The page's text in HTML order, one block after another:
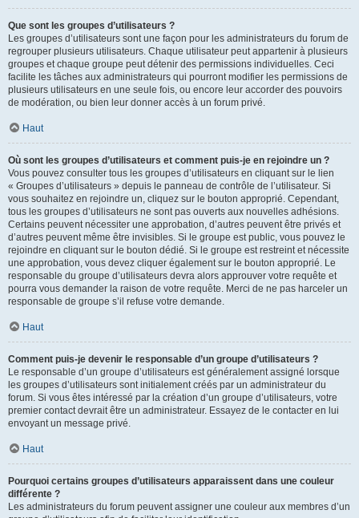
Que sont les groupes d’utilisateurs ?
Les groupes d’utilisateurs sont une façon pour les administrateurs du forum de
regrouper plusieurs utilisateurs. Chaque utilisateur peut appartenir à plusieurs
groupes et chaque groupe peut détenir des permissions individuelles. Ceci
facilite les tâches aux administrateurs qui pourront modifier les permissions de
plusieurs utilisateurs en une seule fois, ou encore leur accorder des pouvoirs
de modération, ou bien leur donner accès à un forum privé.
Haut
Où sont les groupes d’utilisateurs et comment puis-je en rejoindre un ?
Vous pouvez consulter tous les groupes d’utilisateurs en cliquant sur le lien
« Groupes d’utilisateurs » depuis le panneau de contrôle de l’utilisateur. Si
vous souhaitez en rejoindre un, cliquez sur le bouton approprié. Cependant,
tous les groupes d’utilisateurs ne sont pas ouverts aux nouvelles adhésions.
Certains peuvent nécessiter une approbation, d’autres peuvent être privés et
d’autres peuvent même être invisibles. Si le groupe est public, vous pouvez le
rejoindre en cliquant sur le bouton dédié. Si le groupe est restreint et nécessite
une approbation, vous devez cliquer également sur le bouton approprié. Le
responsable du groupe d’utilisateurs devra alors approuver votre requête et
pourra vous demander la raison de votre requête. Merci de ne pas harceler un
responsable de groupe s’il refuse votre demande.
Haut
Comment puis-je devenir le responsable d’un groupe d’utilisateurs ?
Le responsable d’un groupe d’utilisateurs est généralement assigné lorsque
les groupes d’utilisateurs sont initialement créés par un administrateur du
forum. Si vous êtes intéressé par la création d’un groupe d’utilisateurs, votre
premier contact devrait être un administrateur. Essayez de le contacter en lui
envoyant un message privé.
Haut
Pourquoi certains groupes d’utilisateurs apparaissent dans une couleur
différente ?
Les administrateurs du forum peuvent assigner une couleur aux membres d’un